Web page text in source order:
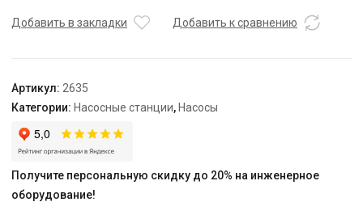
ADP-
Добавить в закладки Добавить к сравнению
Артикул: 2635
Категории: Насосные станции, Насосы
Получите персональную скидку до 20% на инженерное
оборудование!